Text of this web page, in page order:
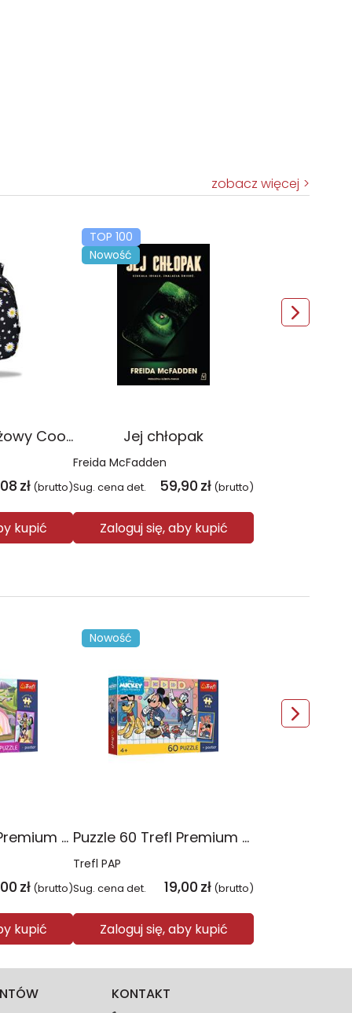
zobacz więcej
Plecak młodzieżowy Coolpack Jerry Daisy Black
zł (brutto)
kupić
TOP 100
Nowość
Jej chłopak
Freida McFadden
Sug. cena det. 59,90 zł (brutto)
Zaloguj się, aby kupić
Puzzle 60 Trefl Premium Plus Kids Disney Princess Siła w koronie 17435
zł (brutto)
kupić
Nowość
Puzzle 60 Trefl Premium Plus Kids Mysia ekipa 17433
Trefl PAP
Sug. cena det. 19,00 zł (brutto)
Zaloguj się, aby kupić
KONTAKT